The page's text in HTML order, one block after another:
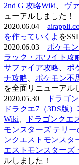
2nd G 攻略Wiki
ヴ
ューアルしました！
2020.06.04
を作っていくよ を
2020.06.03 ポケモ
ラック・ホワイト攻
サファイア攻略
ポ
ナ攻略
ポケモン不
を全面リニューアル
2020.05.30
ドラゴ
ドラクエ7（3DS版
Wiki
ドラゴンクエ
モンスターズ テリ
ンクエストモンスタ
エストモンスターズ
ルしました！